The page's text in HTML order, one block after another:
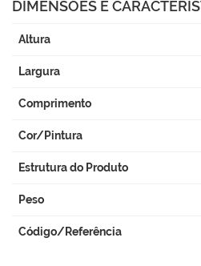
DIMENSÕES E
Altura
Largura
Comprimento
Cor/Pintura
Estrutura do Produto
Peso
Código/Referência